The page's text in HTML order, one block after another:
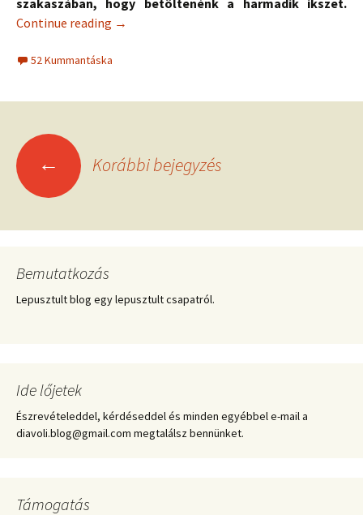
szakaszában, hogy betöltenénk a harmadik ikszet.
Continue reading →
52 Kummantáska
Bejegyzések
navigációja
← Korábbi bejegyzés
Bemutatkozás
Lepusztult blog egy lepusztult csapatról.
Ide lőjetek
Észrevételeddel, kérdéseddel és minden egyébbel e-mail a
diavoli.blog@gmail.com megtalálsz bennünket.
Támogatás